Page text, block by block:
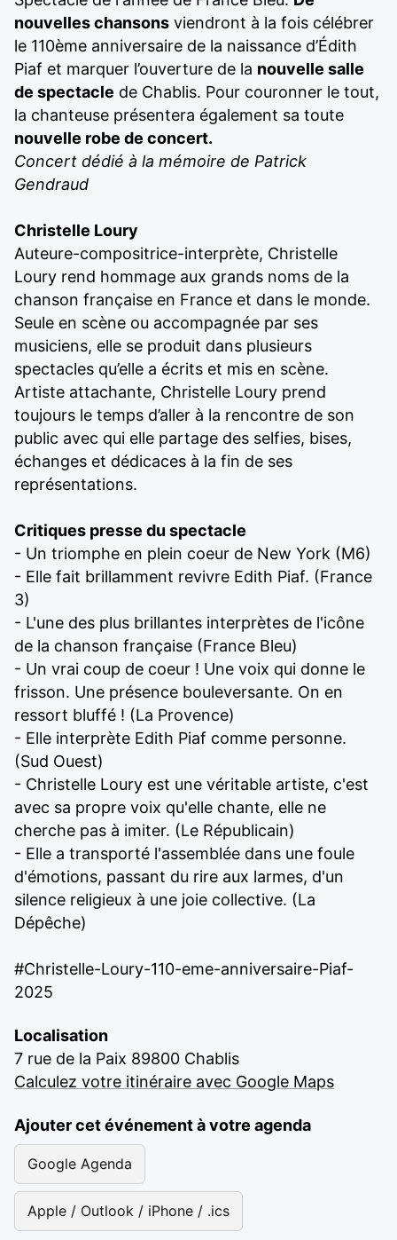
nouvelles chansons viendront à la fois célébrer
le 110ème anniversaire de la naissance d’Édith
Piaf et marquer l’ouverture de la nouvelle salle
de spectacle de Chablis. Pour couronner le tout,
la chanteuse présentera également sa toute
nouvelle robe de concert.
Concert dédié à la mémoire de Patrick
Gendraud
Christelle Loury
Auteure-compositrice-interprète, Christelle
Loury rend hommage aux grands noms de la
chanson française en France et dans le monde.
Seule en scène ou accompagnée par ses
musiciens, elle se produit dans plusieurs
spectacles qu’elle a écrits et mis en scène.
Artiste attachante, Christelle Loury prend
toujours le temps d’aller à la rencontre de son
public avec qui elle partage des selfies, bises,
échanges et dédicaces à la fin de ses
représentations.
Critiques presse du spectacle
- Un triomphe en plein coeur de New York (M6)
- Elle fait brillamment revivre Edith Piaf. (France
3)
- L'une des plus brillantes interprètes de l'icône
de la chanson française (France Bleu)
- Un vrai coup de coeur ! Une voix qui donne le
frisson. Une présence bouleversante. On en
ressort bluffé ! (La Provence)
- Elle interprète Edith Piaf comme personne.
(Sud Ouest)
- Christelle Loury est une véritable artiste, c'est
avec sa propre voix qu'elle chante, elle ne
cherche pas à imiter. (Le Républicain)
- Elle a transporté l'assemblée dans une foule
d'émotions, passant du rire aux larmes, d'un
silence religieux à une joie collective. (La
Dépêche)
#Christelle-Loury-110-eme-anniversaire-Piaf-
2025
Localisation
7 rue de la Paix 89800 Chablis
Calculez votre itinéraire avec Google Maps
Ajouter cet événement à votre agenda
Google Agenda
Apple / Outlook / iPhone / .ics